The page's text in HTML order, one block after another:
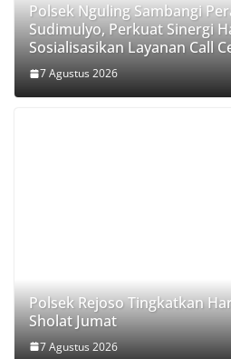
Polsek Nguling Sambangi
Sudimulyo, Perkuat Sinergi
Sosialisasikan Layanan Call
7 Agustus 2026
Polsek Rejoso Tingkatkan
Sholat Jumat
7 Agustus 2026